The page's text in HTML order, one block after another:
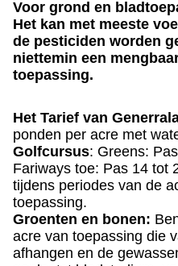
Voor grond en
Het kan met meeste
de pesticiden worden
niettemin een
toepassing.
Het Tarief van
ponden per acre met
Golfcursus: Greens:
Fariways toe: Pas 14 tot
tijdens periodes van de
toepassing.
Groenten en bonen:
acre van toepassing die
afhangen en de